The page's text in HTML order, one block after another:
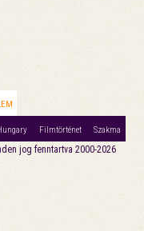
Filmtörténet Szakma
jog fenntartva 2000-2026